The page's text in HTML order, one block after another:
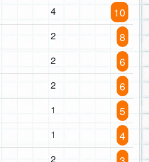
4 10
2 8
2 6
2 6
1 5
1 4
2